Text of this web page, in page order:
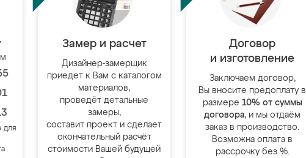
для
Замер и расчет
Дизайнер-замерщик
приедет к Вам с каталогом
материалов,
проведёт детальные
замеры,
составит проект и сделает
окончательный расчёт
стоимости Вашей будущей
Договор
и изготовление
Заключаем договор,
Вы вносите предоплату в
размере 10% от суммы
договора, и мы отдаём
заказ в производство.
Возможна оплата в
рассрочку без %.